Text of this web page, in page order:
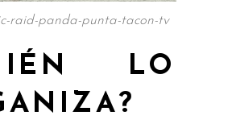
raid-panda-punta-tacon-tv
LO